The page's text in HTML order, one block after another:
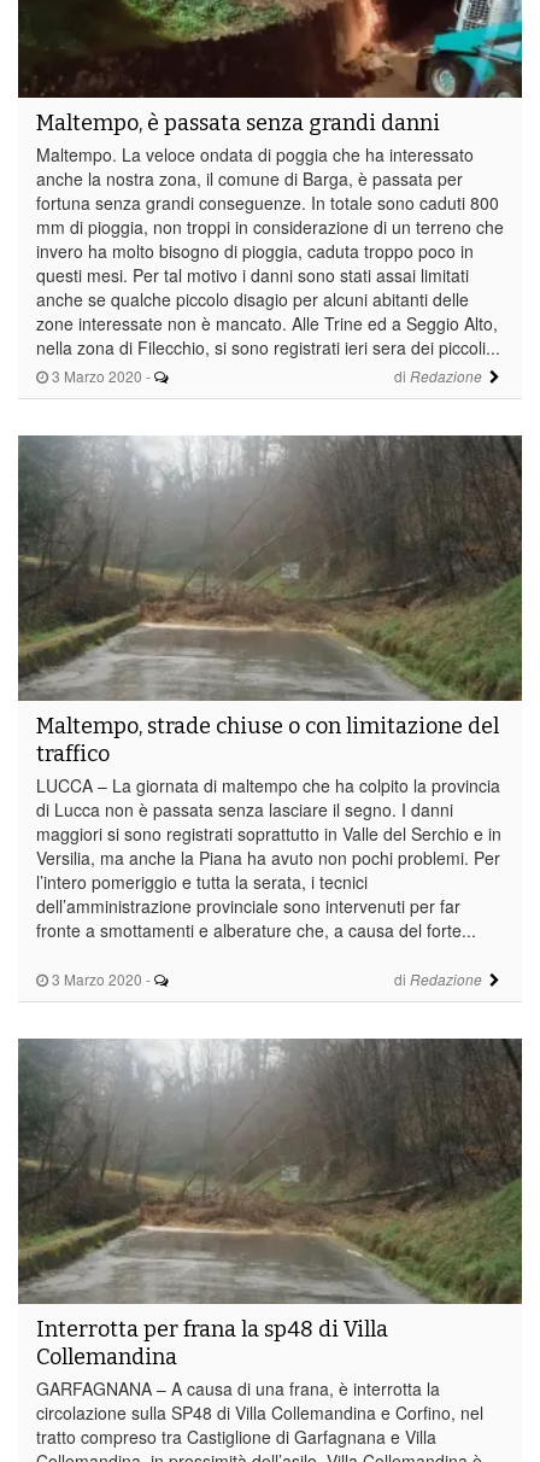
3 Marzo 2020 - di Redazione
Maltempo, è passata senza grandi danni
Maltempo. La veloce ondata di poggia che ha interessato
anche la nostra zona, il comune di Barga, è passata per
fortuna senza grandi conseguenze. In totale sono caduti 800
mm di pioggia, non troppi in considerazione di un terreno che
invero ha molto bisogno di pioggia, caduta troppo poco in
questi mesi. Per tal motivo i danni sono stati assai limitati
anche se qualche piccolo disagio per alcuni abitanti delle
zone interessate non è mancato. Alle Trine ed a Seggio Alto,
nella zona di Filecchio, si sono registrati ieri sera dei piccoli...
3 Marzo 2020 - di Redazione
Maltempo, strade chiuse o con limitazione del
traffico
LUCCA – La giornata di maltempo che ha colpito la provincia
di Lucca non è passata senza lasciare il segno. I danni
maggiori si sono registrati soprattutto in Valle del Serchio e in
Versilia, ma anche la Piana ha avuto non pochi problemi. Per
l’intero pomeriggio e tutta la serata, i tecnici
dell’amministrazione provinciale sono intervenuti per far
fronte a smottamenti e alberature che, a causa del forte...
Interrotta per frana la sp48 di Villa
Collemandina
GARFAGNANA – A causa di una frana, è interrotta la
circolazione sulla SP48 di Villa Collemandina e Corfino, nel
tratto compreso tra Castiglione di Garfagnana e Villa